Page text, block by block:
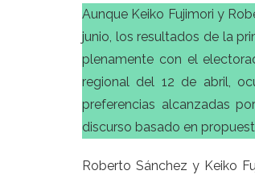
Aunque Keiko Fujimori y
junio, los resultados de la
plenamente con el
regional del 12 de abril,
preferencias alcanzadas
discurso basado en
Roberto Sánchez y Keiko